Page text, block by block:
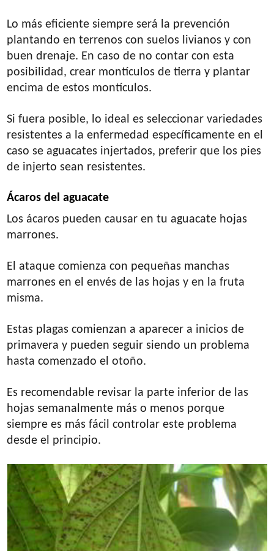
Lo más eficiente siempre será la prevención
plantando en terrenos con suelos livianos y con
buen drenaje. En caso de no contar con esta
posibilidad, crear montículos de tierra y plantar
encima de estos montículos.
Si fuera posible, lo ideal es seleccionar variedades
resistentes a la enfermedad específicamente en el
caso se aguacates injertados, preferir que los pies
de injerto sean resistentes.
Ácaros del aguacate
Los ácaros pueden causar en tu aguacate hojas
marrones.
El ataque comienza con pequeñas manchas
marrones en el envés de las hojas y en la fruta
misma.
Estas plagas comienzan a aparecer a inicios de
primavera y pueden seguir siendo un problema
hasta comenzado el otoño.
Es recomendable revisar la parte inferior de las
hojas semanalmente más o menos porque
siempre es más fácil controlar este problema
desde el principio.